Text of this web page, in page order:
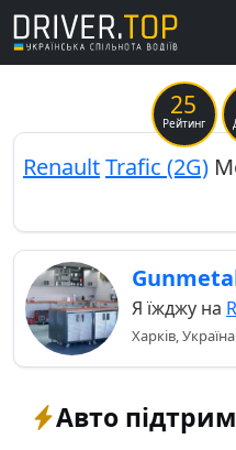
25
Рейтинг
Previous
RenaultTrafic (2G)
Я їжджу на
Харків, Україна
Авто